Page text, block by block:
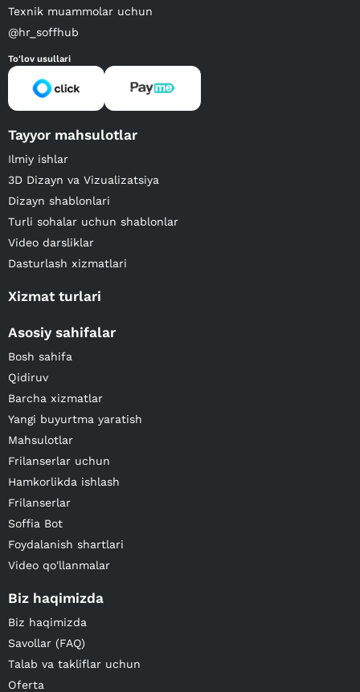
Texnik muammolar uchun
@hr_soffhub
To'lov usullari
Tayyor mahsulotlar
Ilmiy ishlar
3D Dizayn va Vizualizatsiya
Dizayn shablonlari
Turli sohalar uchun shablonlar
Video darsliklar
Dasturlash xizmatlari
Xizmat turlari
Asosiy sahifalar
Bosh sahifa
Qidiruv
Barcha xizmatlar
Yangi buyurtma yaratish
Mahsulotlar
Frilanserlar uchun
Hamkorlikda ishlash
Frilanserlar
Soffia Bot
Foydalanish shartlari
Video qo'llanmalar
Biz haqimizda
Biz haqimizda
Savollar (FAQ)
Talab va takliflar uchun
Oferta